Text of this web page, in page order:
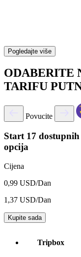
Pogledajte više
ODABERITE
TARIFU
Povucite
Start 17 dostupnih
opcija
Cijena
0,99 USD/Dan
1,37 USD/Dan
Kupite sada
Tripbox